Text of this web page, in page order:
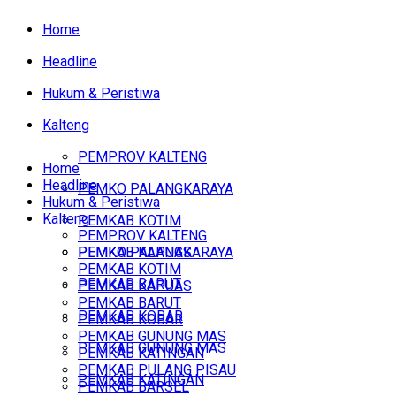
Home
Headline
Hukum & Peristiwa
Kalteng
PEMPROV KALTENG
PEMKO PALANGKARAYA
PEMKAB KOTIM
PEMKAB KAPUAS
PEMKAB BARUT
PEMKAB KOBAR
PEMKAB GUNUNG MAS
PEMKAB KATINGAN
Home
Headline
Hukum & Peristiwa
Kalteng
PEMPROV KALTENG
PEMKO PALANGKARAYA
PEMKAB KOTIM
PEMKAB KAPUAS
PEMKAB BARUT
PEMKAB KOBAR
PEMKAB GUNUNG MAS
PEMKAB KATINGAN
PEMKAB PULANG PISAU
PEMKAB BARSEL